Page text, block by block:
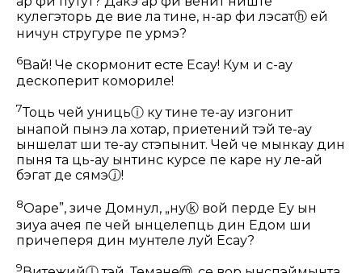
кулегэторь де вие ла тине, н-ар фи лэсатⓗ ей
ничун стругуре пе урмэ?
6Вай! Че скормонит есте Есау! Кум и с-ау
дескоперит комориле!
7Тоць чей уницьⓘ ку тине те-ау изгонит
ынапой пынэ ла хотар, приетений тэй те-ау
ыншелат ши те-ау стэпынит. Чей че мынкау дин
пыня та ць-ау ынтинс курсе пе каре ну ле-ай
бэгат де сямэⓙ!
8Оаре”, зиче Домнул, „нуⓚ вой перде Еу ын
зиуа ачея пе чей ынцелепць дин Едом ши
причеперя дин мунтеле луй Есау?
9